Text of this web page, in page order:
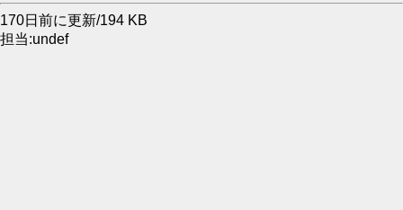
170日前に更新/194 KB
担当:undef